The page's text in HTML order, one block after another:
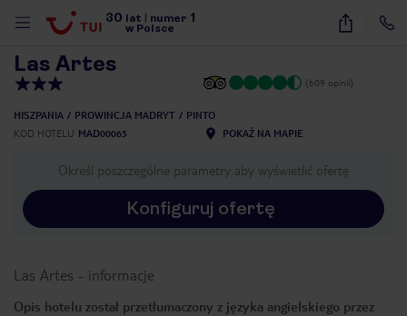
30 lat numer 1
w Polsce
22
Las Artes
(609 opinii)
HISZPANIA PROWINCJA MADRYT
PINTO
KOD HOTELU MAD00065 POKAŻ NA MAPIE
Określ poszczególne parametry aby wyświetlić ofertę
Konfiguruj ofertę
Las Artes - informacje
Opis hotelu został przetłumaczony z języka angielskiego przez